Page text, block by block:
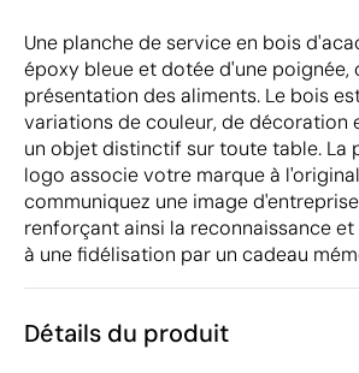
Une planche de service en bois
époxy bleue et dotée d'une
présentation des aliments. Le bois
variations de couleur, de décoration
un objet distinctif sur toute table.
logo associe votre marque à
communiquez une image
renforçant ainsi la reconnaissance
à une fidélisation par un cadeau
Détails du produit